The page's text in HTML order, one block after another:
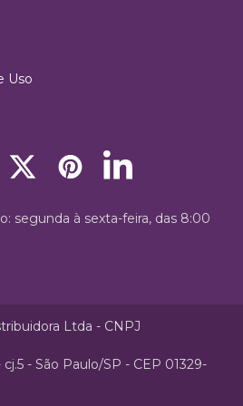
Uso
segunda à sexta-feira, das 8:00
Ltda - CNPJ
- São Paulo/SP - CEP 01329-